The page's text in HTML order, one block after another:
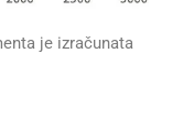
je izračunata